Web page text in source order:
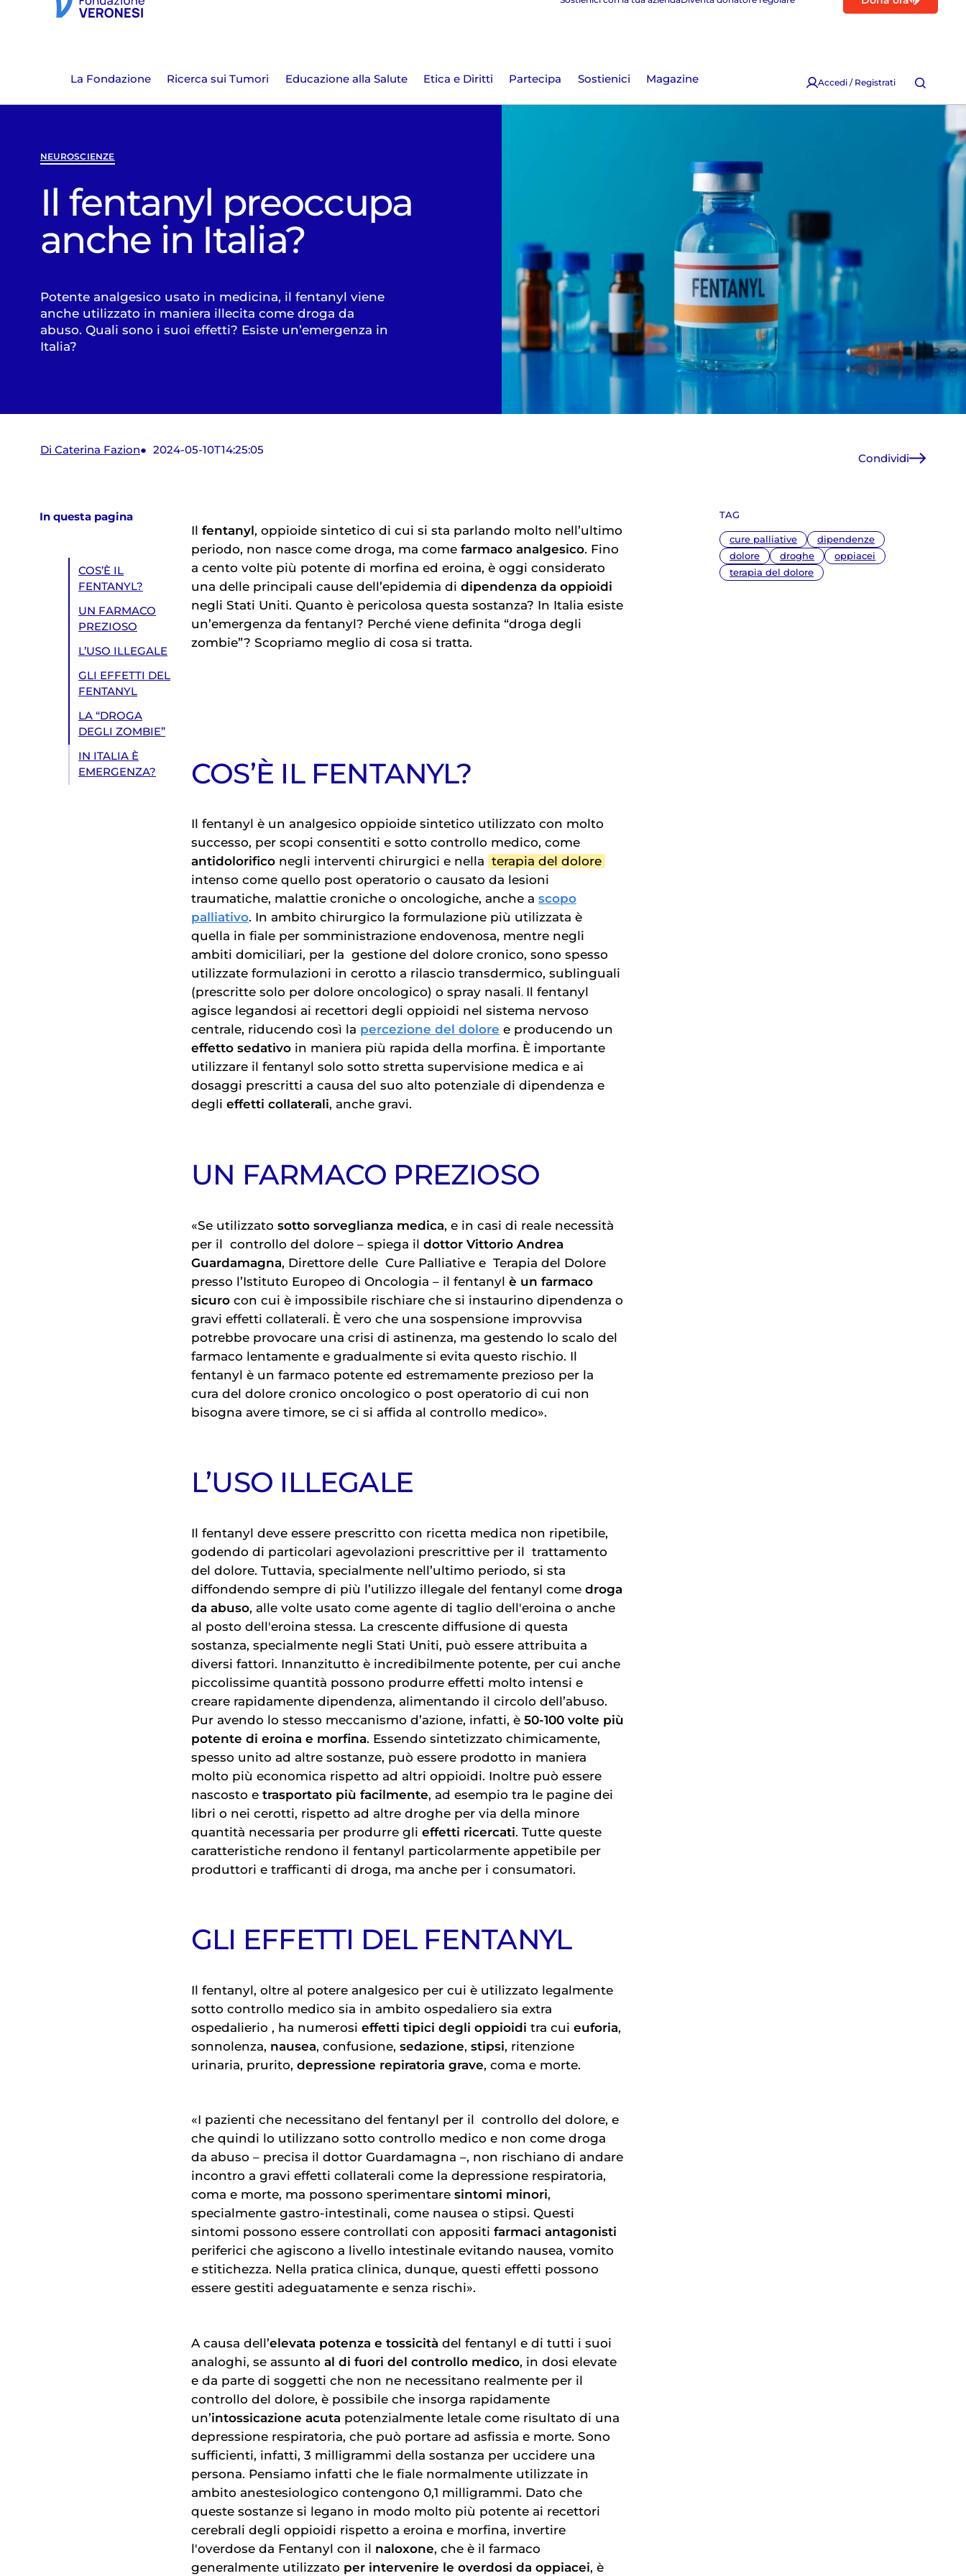
La Fondazione Ricerca sui Tumori Educazione alla Salute Etica e Diritti Partecipa Sostienici Magazine Accedi / Registrati
NEUROSCIENZE
Il fentanyl preoccupa
anche in Italia?
Potente analgesico usato in medicina, il fentanyl viene
anche utilizzato in maniera illecita come droga da
abuso. Quali sono i suoi effetti? Esiste un’emergenza in
Italia?
Di Caterina Fazion 2024-05-10T14:25:05
Condividi
E-Mail
Copia link
In questa pagina
COS’È IL
FENTANYL?
UN FARMACO
PREZIOSO
L’USO ILLEGALE
GLI EFFETTI DEL
FENTANYL
LA “DROGA
DEGLI ZOMBIE”
IN ITALIA È
EMERGENZA?
TAG
cure palliative
dipendenze
dolore
droghe
oppiacei
terapia del dolore
Il fentanyl, oppioide sintetico di cui si sta parlando molto nell’ultimo
periodo, non nasce come droga, ma come farmaco analgesico. Fino
a cento volte più potente di morfina ed eroina, è oggi considerato
una delle principali cause dell’epidemia di dipendenza da oppioidi
negli Stati Uniti. Quanto è pericolosa questa sostanza? In Italia esiste
un’emergenza da fentanyl? Perché viene definita “droga degli
zombie”? Scopriamo meglio di cosa si tratta.
COS’È IL FENTANYL?
Il fentanyl è un analgesico oppioide sintetico utilizzato con molto
successo, per scopi consentiti e sotto controllo medico, come
antidolorifico negli interventi chirurgici e nella terapia del dolore
intenso come quello post operatorio o causato da lesioni
traumatiche, malattie croniche o oncologiche, anche a scopo
palliativo. In ambito chirurgico la formulazione più utilizzata è
quella in fiale per somministrazione endovenosa, mentre negli
ambiti domiciliari, per la gestione del dolore cronico, sono spesso
utilizzate formulazioni in cerotto a rilascio transdermico, sublinguali
(prescritte solo per dolore oncologico) o spray nasali. Il fentanyl
agisce legandosi ai recettori degli oppioidi nel sistema nervoso
centrale, riducendo così la percezione del dolore e producendo un
effetto sedativo in maniera più rapida della morfina. È importante
utilizzare il fentanyl solo sotto stretta supervisione medica e ai
dosaggi prescritti a causa del suo alto potenziale di dipendenza e
degli effetti collaterali, anche gravi.
UN FARMACO PREZIOSO
«Se utilizzato sotto sorveglianza medica, e in casi di reale necessità
per il controllo del dolore – spiega ildottor Vittorio Andrea
Guardamagna, Direttore delle Cure Palliative e Terapia del Dolore
presso l’Istituto Europeo di Oncologia – il fentanyl è un farmaco
sicuro con cui è impossibile rischiare che si instaurino dipendenza o
gravi effetti collaterali. È vero che una sospensione improvvisa
potrebbe provocare una crisi di astinenza, ma gestendo lo scalo del
farmaco lentamente e gradualmente si evita questo rischio. Il
fentanyl è un farmaco potente ed estremamente prezioso per la
cura del dolore cronico oncologico o post operatorio di cui non
bisogna avere timore, se ci si affida al controllo medico».
L’USO ILLEGALE
Il fentanyl deve essere prescritto con ricetta medica non ripetibile,
godendo di particolari agevolazioni prescrittive per il trattamento
del dolore. Tuttavia, specialmente nell’ultimo periodo, si sta
diffondendo sempre di più l’utilizzo illegale del fentanyl come droga
da abuso, alle volte usato come agente di taglio dell'eroina o anche
al posto dell'eroina stessa. La crescente diffusione di questa
sostanza, specialmente negli Stati Uniti, può essere attribuita a
diversi fattori. Innanzitutto è incredibilmente potente, per cui anche
piccolissime quantità possono produrre effetti molto intensi e
creare rapidamente dipendenza, alimentando il circolo dell’abuso.
Pur avendo lo stesso meccanismo d’azione, infatti, è 50-100 volte più
potente di eroina e morfina. Essendo sintetizzato chimicamente,
spesso unito ad altre sostanze, può essere prodotto in maniera
molto più economica rispetto ad altri oppioidi. Inoltre può essere
nascosto e trasportato più facilmente, ad esempio tra le pagine dei
libri o nei cerotti, rispetto ad altre droghe per via della minore
quantità necessaria per produrre gli effetti ricercati. Tutte queste
caratteristiche rendono il fentanyl particolarmente appetibile per
produttori e trafficanti di droga, ma anche per i consumatori.
GLI EFFETTI DEL FENTANYL
Il fentanyl, oltre al potere analgesico per cui è utilizzato legalmente
sotto controllo medico sia in ambito ospedaliero sia extra
ospedalierio , ha numerosi effetti tipici degli oppioidi tra cui euforia,
sonnolenza, nausea, confusione, sedazione, stipsi, ritenzione
urinaria, prurito, depressione repiratoria grave, coma e morte.
«I pazienti che necessitano del fentanyl per il controllo del dolore, e
che quindi lo utilizzano sotto controllo medico e non come droga
da abuso – precisa il dottor Guardamagna –, non rischiano di andare
incontro a gravi effetti collaterali come la depressione respiratoria,
coma e morte, ma possono sperimentare sintomi minori,
specialmente gastro-intestinali, come nausea o stipsi. Questi
sintomi possono essere controllati con appositi farmaci antagonisti
periferici che agiscono a livello intestinale evitando nausea, vomito
e stitichezza. Nella pratica clinica, dunque, questi effetti possono
essere gestiti adeguatamente e senza rischi».
A causa dell’elevata potenza e tossicità del fentanyl e di tutti i suoi
analoghi, se assunto al di fuori del controllo medico, in dosi elevate
e da parte di soggetti che non ne necessitano realmente per il
controllo del dolore, è possibile che insorga rapidamente
un’intossicazione acuta potenzialmente letale come risultato di una
depressione respiratoria, che può portare ad asfissia e morte. Sono
sufficienti, infatti, 3 milligrammi della sostanza per uccidere una
persona. Pensiamo infatti che le fiale normalmente utilizzate in
ambito anestesiologico contengono 0,1 milligrammi. Dato che
queste sostanze si legano in modo molto più potente ai recettori
cerebrali degli oppioidi rispetto a eroina e morfina, invertire
l'overdose da Fentanyl con il naloxone, che è il farmaco
generalmente utilizzato per intervenire le overdosi da oppiacei, è